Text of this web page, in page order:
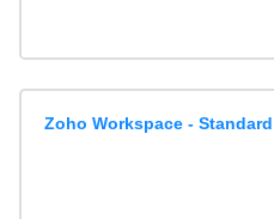
Zoho Workspace - Standard